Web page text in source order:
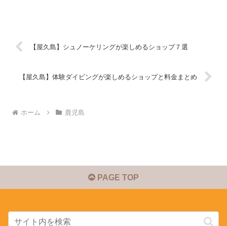
【屋久島】シュノーケリングが楽しめるショップ７選
【屋久島】体験ダイビングが楽しめるショップと料金まとめ
ホーム 鹿児島
PAGE TOP